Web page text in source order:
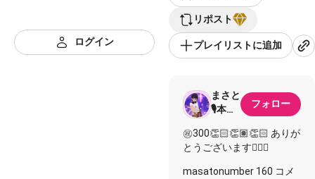
ログイン
リポスト
プレイリストに追加
まさと
🎙本垢
になり
ました
ルーア
フォロー
㊗️300👏🏻👏🏽👏🏻 ありが
とうございます🙇🏻‍♂️
masatonumber 160 コメ